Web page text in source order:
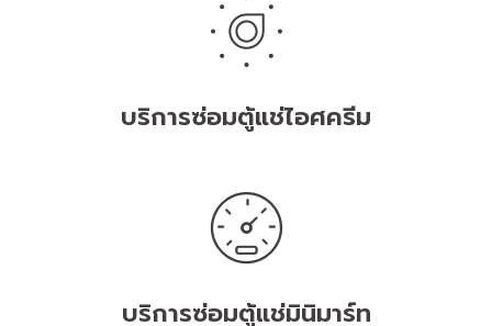
บริการซ่อมตู้แช่ไอศครีม
บริการซ่อมตู้แช่มินิมาร์ท